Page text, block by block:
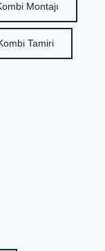
Montajı
Tamiri